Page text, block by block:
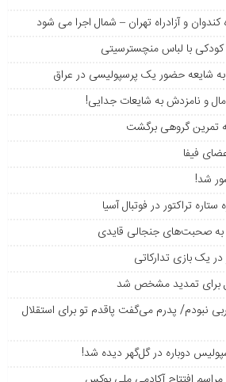
و آزادراه تهران – شمال اجرا می شود
با لباس منچسترسیتی
شایعه حضور یک پرسپولیسی در عراق
و نامزدش به شایعات جدایی!
تمرین گروهی برگشت
فیفا
شد!
تراکتور در فوتبال آسیا
صحبت‌های جنجالی قایدی
یک بازی تدارکاتی
نبودم/ پدرم می‌گفت پاقدم تو برای استقلال
دوباره در گل‌گهر دیده شد!